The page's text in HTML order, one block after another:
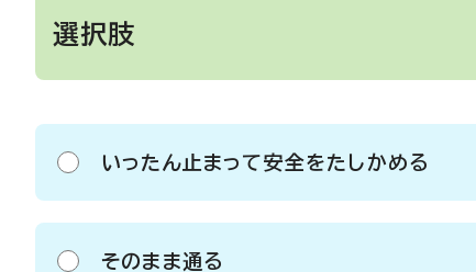
選択肢
いったん止まって安全をたしかめる
そのまま通る